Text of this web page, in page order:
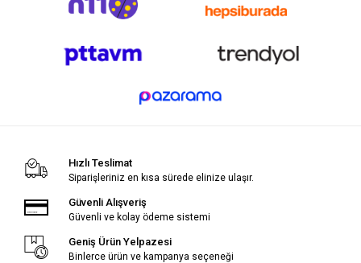
Hızlı Teslimat
Siparişleriniz en kısa sürede elinize ulaşır.
Güvenli Alışveriş
Güvenli ve kolay ödeme sistemi
Geniş Ürün Yelpazesi
Binlerce ürün ve kampanya seçeneği